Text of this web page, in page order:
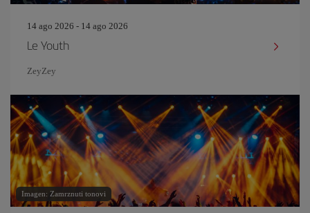
14 ago 2026 - 14 ago 2026
Le Youth
ZeyZey
Imagen: Zamrznuti tonovi